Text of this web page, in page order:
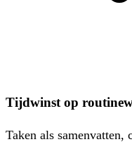
Tijdwinst op
Taken als samenvatten,